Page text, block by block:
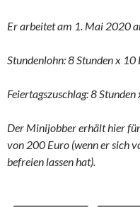
Er arbeitet am 1. Mai 2020
Stundenlohn: 8 Stunden x
Feiertagszuschlag: 8
Der Minijobber erhält hier
von 200 Euro (wenn er sich
befreien lassen hat).